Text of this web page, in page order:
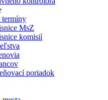
termíny
MsZ
komisií
poriadok